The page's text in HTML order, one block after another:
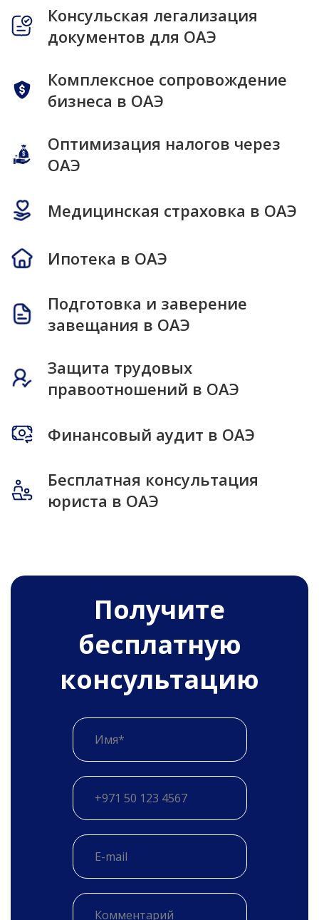
Консульская легализация
документов для ОАЭ
Комплексное сопровождение
бизнеса в ОАЭ
Оптимизация налогов через
ОАЭ
Медицинская страховка в ОАЭ
Ипотека в ОАЭ
Подготовка и заверение
завещания в ОАЭ
Защита трудовых
правоотношений в ОАЭ
Финансовый аудит в ОАЭ
Бесплатная консультация
юриста в ОАЭ
Получитe
бесплатную
консультацию